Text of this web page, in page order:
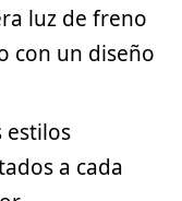
luz de freno
con un diseño
estilos
a cada